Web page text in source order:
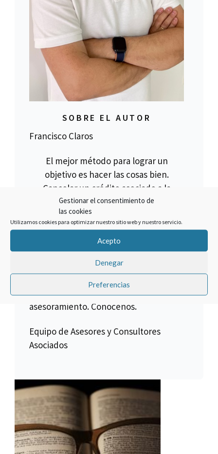
Gestionar el consentimiento de
las cookies
Utilizamos cookies para optimizar nuestro sitio web y nuestro servicio.
Acepto
Denegar
Preferencias
SOBRE EL AUTOR
Francisco Claros
El mejor método para lograr un
objetivo es hacer las cosas bien.
Cancelar un crédito asociado a la
compra de una multipropiedad es lo
que hacemos, pero no todos los
créditos son anulables, para ello es
necesario verificar toda la
El equipo jurídico de Asesores y
Consultores Asociados le dará el mejor
asesoramiento. Conocenos.
Equipo de Asesores y Consultores
Asociados